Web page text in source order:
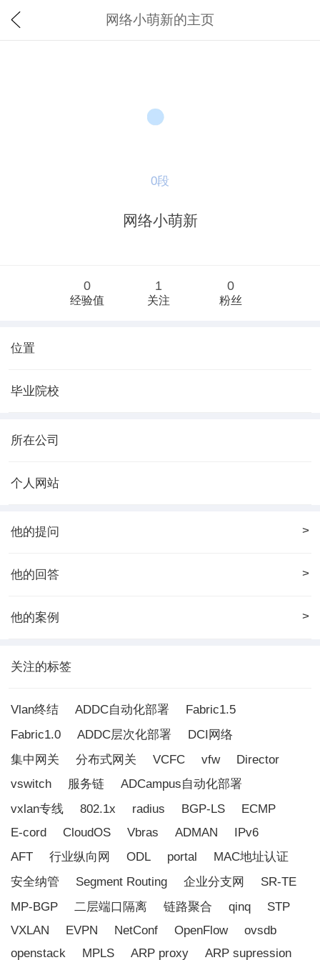
网络小萌新的主页
0段
网络小萌新
0
经验值
1
关注
0
粉丝
位置
毕业院校
所在公司
个人网站
他的提问 >
他的回答 >
他的案例 >
关注的标签
Vlan终结 ADDC自动化部署
Fabric1.5
Fabric1.0
ADDC层次化部署
DCI网络
集中网关
分布式网关 VCFC vfw
Director
vswitch
服务链
ADCampus自动化部署
vxlan专线
802.1x radius BGP-LS
ECMP
E-cord
CloudOS Vbras ADMAN
IPv6
AFT
行业纵向网 ODL portal
MAC地址认证
安全纳管
Segment Routing 企业分支网
SR-TE
MP-BGP
二层端口隔离 链路聚合 qinq
STP
VXLAN
EVPN NetConf OpenFlow
ovsdb
openstack
MPLS ARP proxy ARP supression